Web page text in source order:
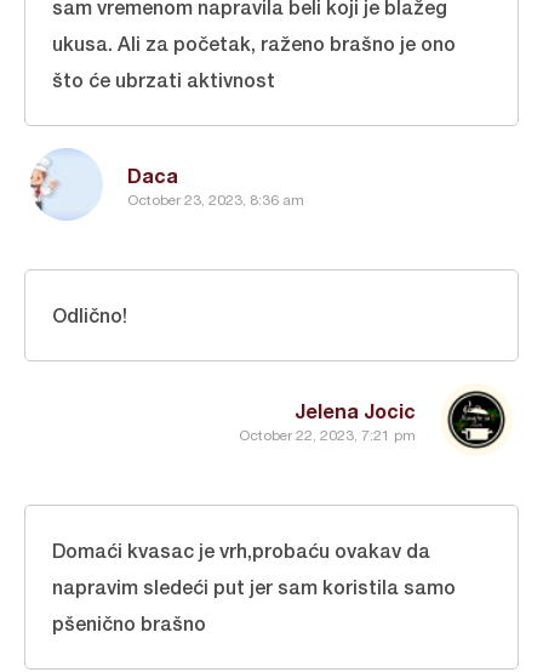
Daca
October 23, 2023, 8:36 am
sam vremenom napravila beli koji je blažeg
ukusa. Ali za početak, raženo brašno je ono
što će ubrzati aktivnost
Jelena Jocic
October 22, 2023, 7:21 pm
Odlično!
Domaći kvasac je vrh,probaću ovakav da
napravim sledeći put jer sam koristila samo
pšenično brašno